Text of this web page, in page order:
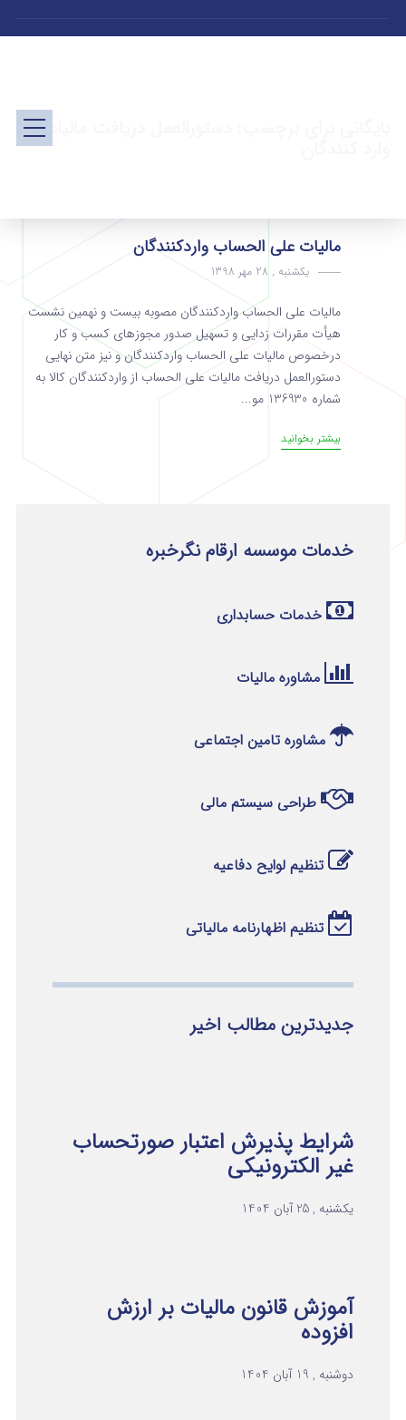
بایگانی برای برچسب: دستورالعمل دریافت مالیات
مالیات علی الحساب واردکنندگان
یکشنبه , 28 مهر 1398
مالیات علی الحساب واردکنندگان مصوبه بیست و نهمین نشست
هیأت مقررات زدایی و تسهیل صدور مجوزهای کسب و کار
درخصوص مالیات علی الحساب واردکنندگان و نیز متن نهایی
دستورالعمل دریافت مالیات علی الحساب از واردکنندگان کالا به
شماره 136930 مو...
بیشتر بخوانید
خدمات موسسه ارقام نگرخبره
خدمات حسابداری
مشاوره مالیات
مشاوره تامین اجتماعی
طراحی سیستم مالی
تنظیم لوایح دفاعیه
تنظیم اظهارنامه مالیاتی
جدیدترین مطالب اخیر
شرایط پذیرش اعتبار صورتحساب
غیر الکترونیکی
یکشنبه , 25 آبان 1404
آموزش قانون مالیات بر ارزش
افزوده
دوشنبه , 19 آبان 1404